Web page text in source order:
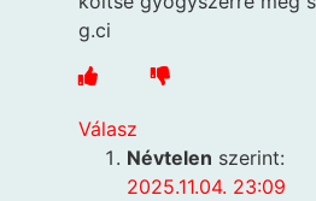
g.ci
Válasz
Névtelen szerint:
2025.11.04. 23:09